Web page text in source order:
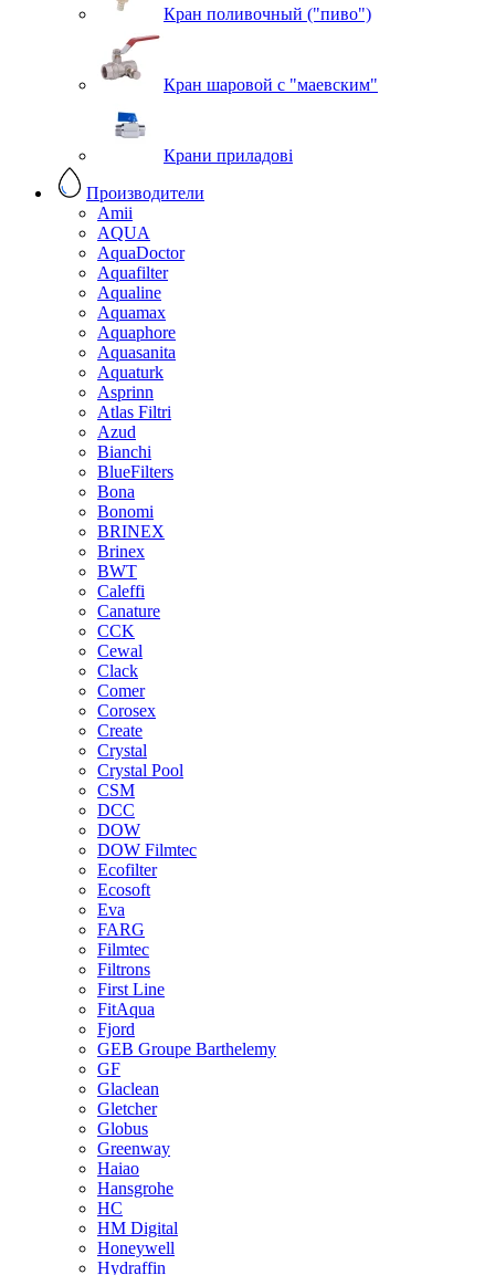
Кран поливочный ("пиво")
Кран шаровой с "маевским"
Крани приладові
Производители
Amii
AQUA
AquaDoctor
Aquafilter
Aqualine
Aquamax
Aquaphore
Aquasanita
Aquaturk
Asprinn
Atlas Filtri
Azud
Bianchi
BlueFilters
Bona
Bonomi
BRINEX
Brinex
BWT
Caleffi
Canature
CCK
Cewal
Clack
Comer
Corosex
Create
Crystal
Crystal Pool
CSM
DCC
DOW
DOW Filmtec
Ecofilter
Ecosoft
Eva
FARG
Filmtec
Filtrons
First Line
FitAqua
Fjord
GEB Groupe Barthelemy
GF
Glaclean
Gletcher
Globus
Greenway
Haiao
Hansgrohe
HC
HM Digital
Honeywell
Hydraffin